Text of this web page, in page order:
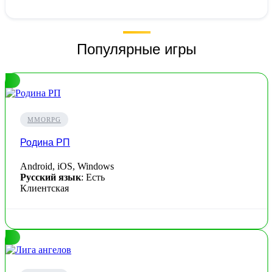
Популярные игры
MMORPG
Родина РП
Android, iOS, Windows
Русский язык: Есть
Клиентская